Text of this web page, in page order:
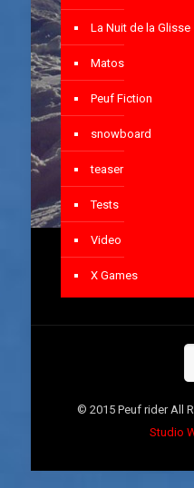
La Nuit de la Glisse
Matos
Peuf Fiction
snowboard
teaser
Tests
Video
X Games
© 2015 Peuf rider All
Studio